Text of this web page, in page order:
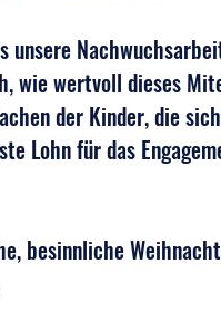
unsere
wie wertvoll dieses
der Kinder, die
Lohn für das
besinnliche